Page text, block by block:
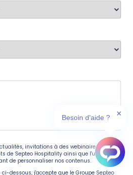
invitations à des webinaires,
de Septeo Hospitality ainsi que l'utilisation
de personnaliser nos contenus.
ci-dessous, j'accepte que le Groupe Septeo
Besoin d'aide ? ✕